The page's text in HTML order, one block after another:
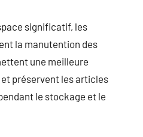
significatif, les
la manutention des
une meilleure
préservent les articles
le stockage et le